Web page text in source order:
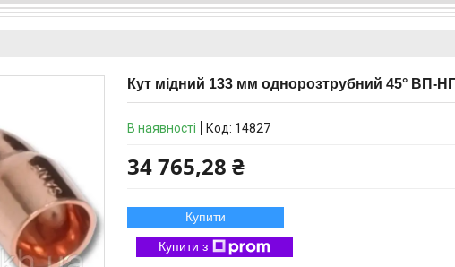
Кут мідний 133 мм однорозтрубний 45° ВП-
В наявності Код: 14827
34 765,28 ₴
Купити
Купити з